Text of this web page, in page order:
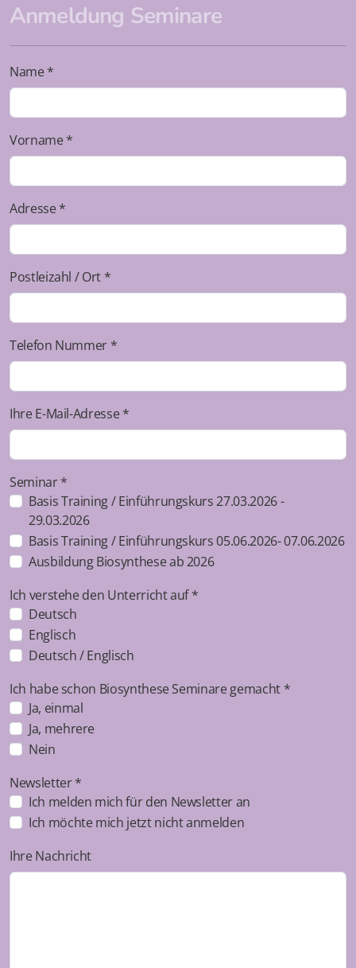
Anmeldung Seminare
Name *
Vorname *
Adresse *
Postleizahl / Ort *
Telefon Nummer *
Ihre E-Mail-Adresse *
Seminar *
Basis Training / Einführungskurs 27.03.2026 -
29.03.2026
Basis Training / Einführungskurs 05.06.2026- 07.06.2026
Ausbildung Biosynthese ab 2026
Ich verstehe den Unterricht auf *
Deutsch
Englisch
Deutsch / Englisch
Ich habe schon Biosynthese Seminare gemacht *
Ja, einmal
Ja, mehrere
Nein
Newsletter *
Ich melden mich für den Newsletter an
Ich möchte mich jetzt nicht anmelden
Ihre Nachricht